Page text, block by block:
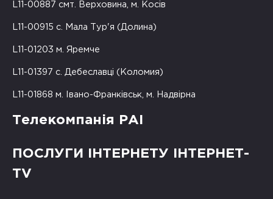
L11-00887 смт. Верховина, м. Косів
L11-00915 с. Мала Тур'я (Долина)
L11-01203 м. Яремче
L11-01397 с. Дебеславці (Коломия)
L11-01868 м. Івано-Франківськ, м. Надвірна
Телекомпанія РАІ
ПОСЛУГИ ІНТЕРНЕТУ ІНТЕРНЕТ-
TV